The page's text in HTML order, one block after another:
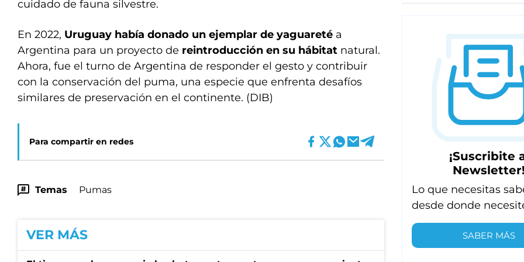
cuidado de fauna silvestre.
En 2022, Uruguay había donado un ejemplar de yaguareté a
Argentina para un proyecto de reintroducción en su hábitat natural.
Ahora, fue el turno de Argentina de responder el gesto y contribuir
con la conservación del puma, una especie que enfrenta desafíos
similares de preservación en el continente. (DIB)
Para compartir en redes
Temas Pumas
VER MÁS
¡Suscribite
Lo que necesitas
desde donde
SABER MÁS